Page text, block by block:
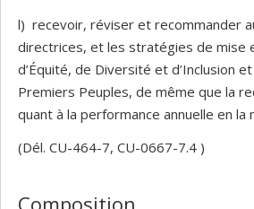
l) recevoir, réviser et recommander
directrices, et les stratégies de mise
d’Équité, de Diversité et d’Inclusion
Premiers Peuples, de même que la
quant à la performance annuelle en la
(Dél. CU-464-7, CU-0667-7.4 )
Composition